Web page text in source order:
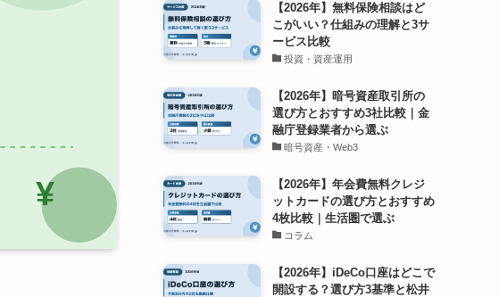
【2026年】無料保険相談はど
こがいい？仕組みの理解と3サ
ービス比較
投資・資産運用
【2026年】暗号資産取引所の
選び方とおすすめ3社比較｜金
融庁登録業者から選ぶ
暗号資産・Web3
【2026年】年会費無料クレジ
ットカードの選び方とおすすめ
4枚比較｜生活圏で選ぶ
コラム
【2026年】iDeCo口座はどこで
開設する？選び方3基準と松井